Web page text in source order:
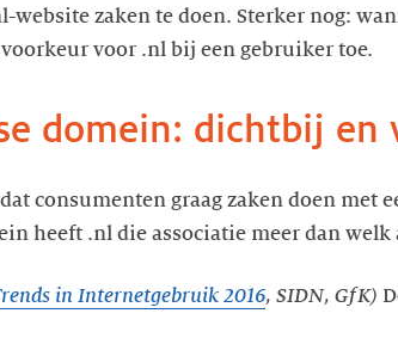
website zaken te doen. Sterker nog:
voor .nl bij een gebruiker toe.
domein: dichtbij en
consumenten graag zaken doen met
heeft .nl die associatie meer dan
in Internetgebruik 2016, SIDN, GfK)